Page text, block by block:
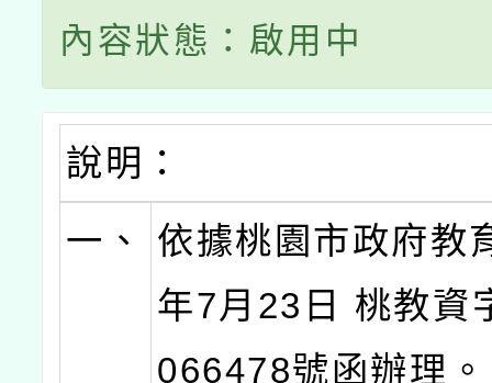
內容狀態：啟用中
說明：
一、
依據桃園市政府教
年7月23日 桃教資
066478號函辦理。